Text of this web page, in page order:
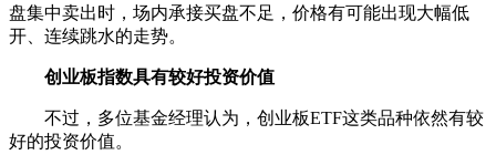
盘集中卖出时，场内承接买盘不足，价格有可能出现大幅低
开、连续跳水的走势。
创业板指数具有较好投资价值
不过，多位基金经理认为，创业板ETF这类品种依然有较
好的投资价值。